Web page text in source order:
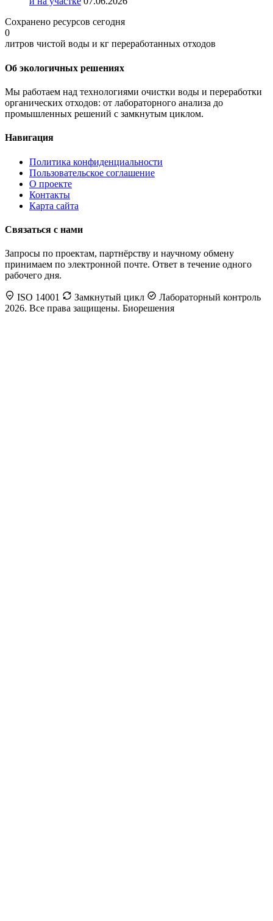
Сохранено ресурсов сегодня
0
литров чистой воды и кг переработанных отходов
Об экологичных решениях
Мы работаем над технологиями очистки воды и переработки
органических отходов: от лабораторного анализа до
промышленных решений с замкнутым циклом.
Навигация
Политика конфиденциальности
Пользовательское соглашение
О проекте
Контакты
Карта сайта
Связаться с нами
Запросы по проектам, партнёрству и научному обмену
принимаем по электронной почте. Ответ в течение одного
рабочего дня.
ISO 14001 Замкнутый цикл
Лабораторный контроль
2026. Все права защищены. Биорешения